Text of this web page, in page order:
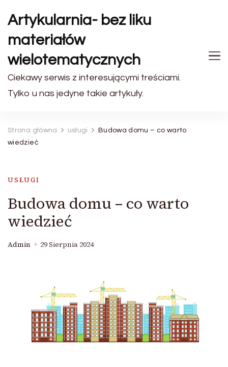
Artykularnia- bez liku
materiałów
wielotematycznych
Ciekawy serwis z interesującymi treściami.
Tylko u nas jedyne takie artykuły.
Strona główna usługi
Budowa domu – co warto
wiedzieć
USŁUGI
Budowa domu – co warto
wiedzieć
Admin 29 Sierpnia 2024